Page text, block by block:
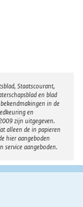
Staatscourant,
en blad
in de
en
zijn uitgegeven.
alleen de in papieren
hier aangeboden
service aangeboden.